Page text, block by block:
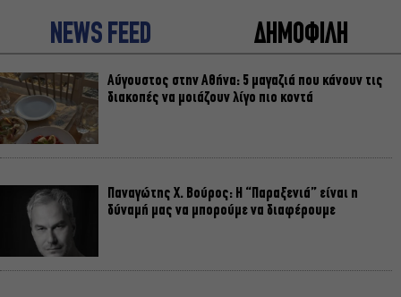
NEWS FEED ΔΗΜΟΦΙΛΗ
Αύγουστος στην Αθήνα: 5 μαγαζιά που κάνουν τις
διακοπές να μοιάζουν λίγο πιο κοντά
Παναγώτης Χ. Βούρος: Η “Παραξενιά” είναι η
δύναμή μας να μπορούμε να διαφέρουμε